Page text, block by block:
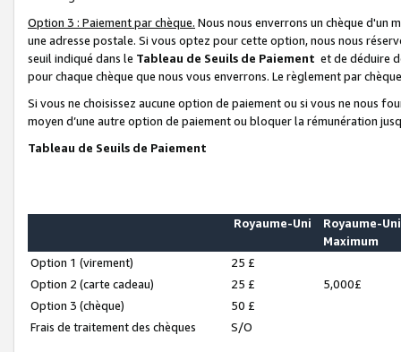
Option 3 : Paiement par chèque. Nous nous enverrons un chèque d'un
une adresse postale. Si vous optez pour cette option, nous nous
seuil indiqué dans le Tableau de Seuils de Paiement et de déduire
pour chaque chèque que nous vous enverrons. Le règlement par
Si vous ne choisissez aucune option de paiement ou si vous ne nous
moyen d’une autre option de paiement ou bloquer la rémunération
Tableau de Seuils de Paiement
Royaume-Uni
Royaume-Uni
Maximum
Option 1 (virement)
25 £
Option 2 (carte cadeau)
25 £
5,000£
Option 3 (chèque)
50 £
Frais de traitement des chèques
S/O